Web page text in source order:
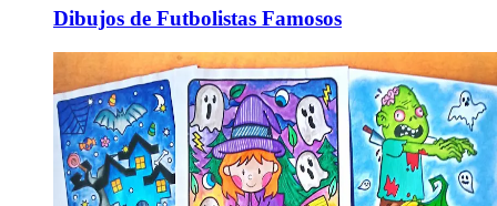
Dibujos de Futbolistas Famosos